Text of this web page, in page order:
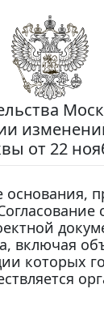
от 22
включая
которых